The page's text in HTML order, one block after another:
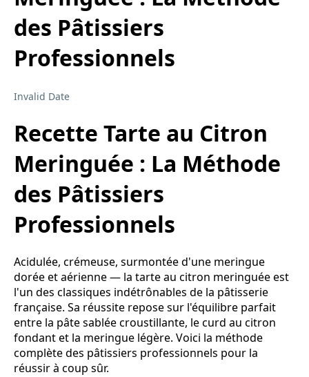
des Pâtissiers
Professionnels
Invalid Date
Recette Tarte au Citron
Meringuée : La Méthode
des Pâtissiers
Professionnels
Acidulée, crémeuse, surmontée d'une meringue
dorée et aérienne — la tarte au citron meringuée est
l'un des classiques indétrônables de la pâtisserie
française. Sa réussite repose sur l'équilibre parfait
entre la pâte sablée croustillante, le curd au citron
fondant et la meringue légère. Voici la méthode
complète des pâtissiers professionnels pour la
réussir à coup sûr.